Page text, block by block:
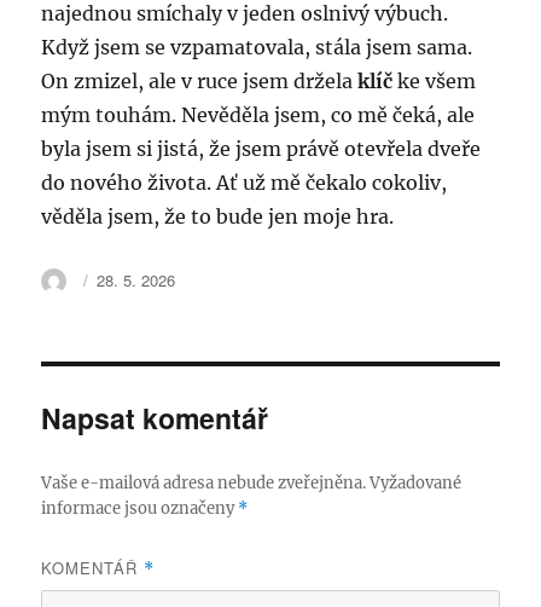
najednou smíchaly v jeden oslnivý výbuch.
Když jsem se vzpamatovala, stála jsem sama.
On zmizel, ale v ruce jsem drželaklíč ke všem
mým touhám. Nevěděla jsem, co mě čeká, ale
byla jsem si jistá, že jsem právě otevřela dveře
do nového života. Ať už mě čekalo cokoliv,
věděla jsem, že to bude jen moje hra.
Autor:
Publikováno:
28. 5. 2026
Napsat komentář
Vaše e-mailová adresa nebude zveřejněna. Vyžadované
informace jsou označeny*
KOMENTÁŘ *